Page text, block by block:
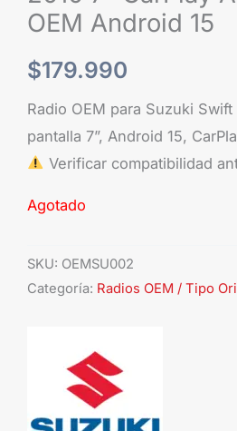
OEM Android 15
$179.990
Radio OEM para Suzuki
pantalla 7”, Android 15,
Verificar compatibilidad
Agotado
SKU: OEMSU002
Categoría: Radios OEM / Tipo